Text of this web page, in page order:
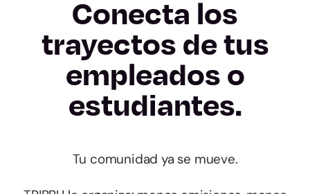
Ceuta
Melilla
Almería
Cádiz
Conecta los
trayectos de tus
empleados o
estudiantes.
Tu comunidad ya se mueve.